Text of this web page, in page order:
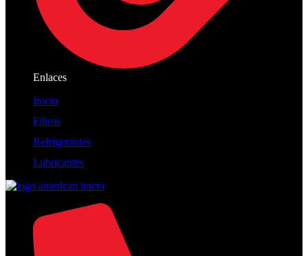
Enlaces
Inicio
Filtros
Refrigerantes
Lubricantes